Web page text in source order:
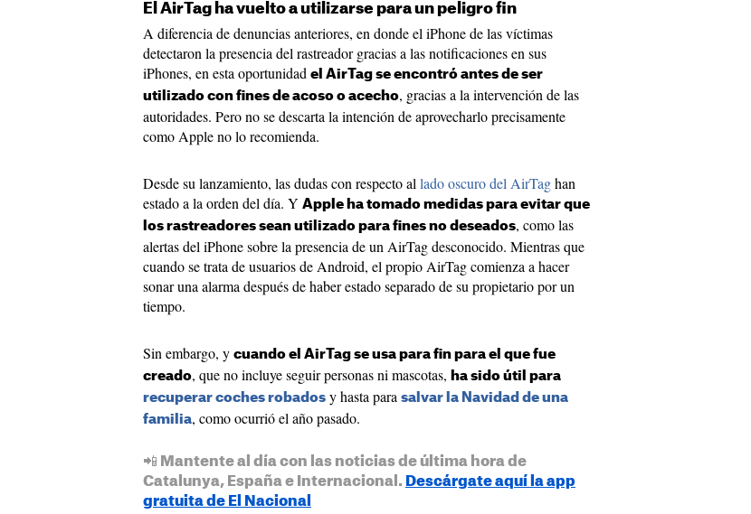
El AirTag ha vuelto a utilizarse para un peligro fin
A diferencia de denuncias anteriores, en donde el iPhone de las víctimas
detectaron la presencia del rastreador gracias a las notificaciones en sus
iPhones, en esta oportunidad el AirTag se encontró antes de ser
utilizado con fines de acoso o acecho, gracias a la intervención de las
autoridades. Pero no se descarta la intención de aprovecharlo precisamente
como Apple no lo recomienda.
Desde su lanzamiento, las dudas con respecto al lado oscuro del AirTaghan
estado a la orden del día. Y Apple ha tomado medidas para evitar que
los rastreadores sean utilizado para fines no deseados, como las
alertas del iPhone sobre la presencia de un AirTag desconocido. Mientras que
cuando se trata de usuarios de Android, el propio AirTag comienza a hacer
sonar una alarma después de haber estado separado de su propietario por un
tiempo.
Sin embargo, y cuando el AirTag se usa para fin para el que fue
creado, que no incluye seguir personas ni mascotas, ha sido útil para
recuperar coches robados y hasta para salvar la Navidad de una
familia, como ocurrió el año pasado.
📲 Mantente al día con las noticias de última hora de
Catalunya, España e Internacional. Descárgate aquí la app
gratuita de El Nacional